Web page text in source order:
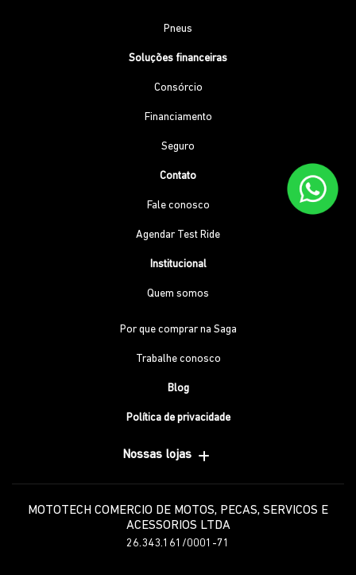
Pneus
Soluções financeiras
Consórcio
Financiamento
Seguro
Contato
Fale conosco
Agendar Test Ride
Institucional
Quem somos
Por que comprar na Saga
Trabalhe conosco
Blog
Política de privacidade
Nossas lojas
MOTOTECH COMERCIO DE MOTOS, PECAS, SERVICOS E
ACESSORIOS LTDA
26.343.161/0001-71